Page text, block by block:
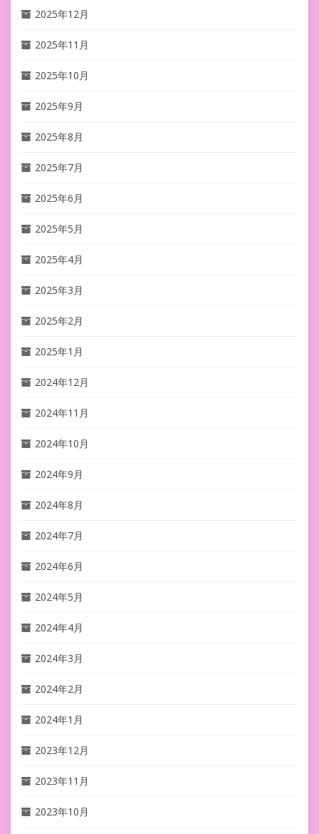
2025年12月
2025年11月
2025年10月
2025年9月
2025年8月
2025年7月
2025年6月
2025年5月
2025年4月
2025年3月
2025年2月
2025年1月
2024年12月
2024年11月
2024年10月
2024年9月
2024年8月
2024年7月
2024年6月
2024年5月
2024年4月
2024年3月
2024年2月
2024年1月
2023年12月
2023年11月
2023年10月